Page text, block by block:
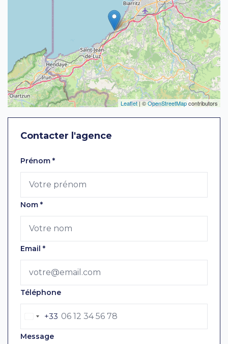
Leaflet| ©OpenStreetMapcontributors
Contacter l'agence
Laissez ce champ vide
Prénom *
Nom *
Email *
Téléphone
+33
Message